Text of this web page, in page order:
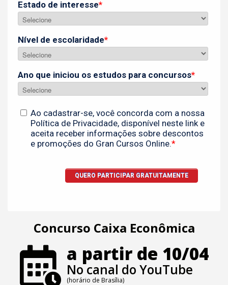
Concurso Caixa Econômica
a partir de 10/04
No canal do YouTube
(horário de Brasília)